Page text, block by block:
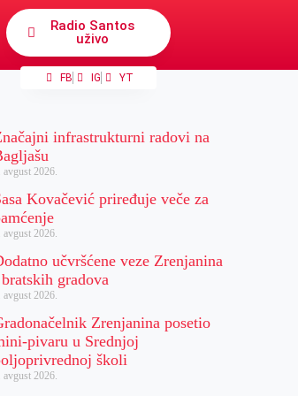
Radio Santos
uživo
FB IG YT
infrastrukturni radovi na
avgust 2026.
Kovačević priređuje veče za
avgust 2026.
učvršćene veze Zrenjanina
gradova
avgust 2026.
Zrenjanina posetio
pivaru u Srednjoj
školi
avgust 2026.